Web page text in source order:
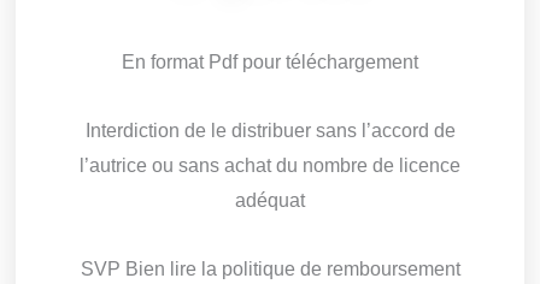
En format Pdf pour téléchargement
Interdiction de le distribuer sans l’accord de
l’autrice ou sans achat du nombre de licence
adéquat
SVP Bien lire la politique de remboursement